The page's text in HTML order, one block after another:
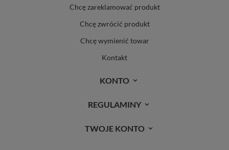
Chcę zareklamować produkt
Chcę zwrócić produkt
Chcę wymienić towar
Kontakt
KONTO
REGULAMINY
TWOJE KONTO